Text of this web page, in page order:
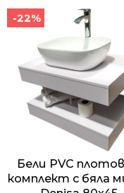
-22%
Бели PVC
комплект с бяла